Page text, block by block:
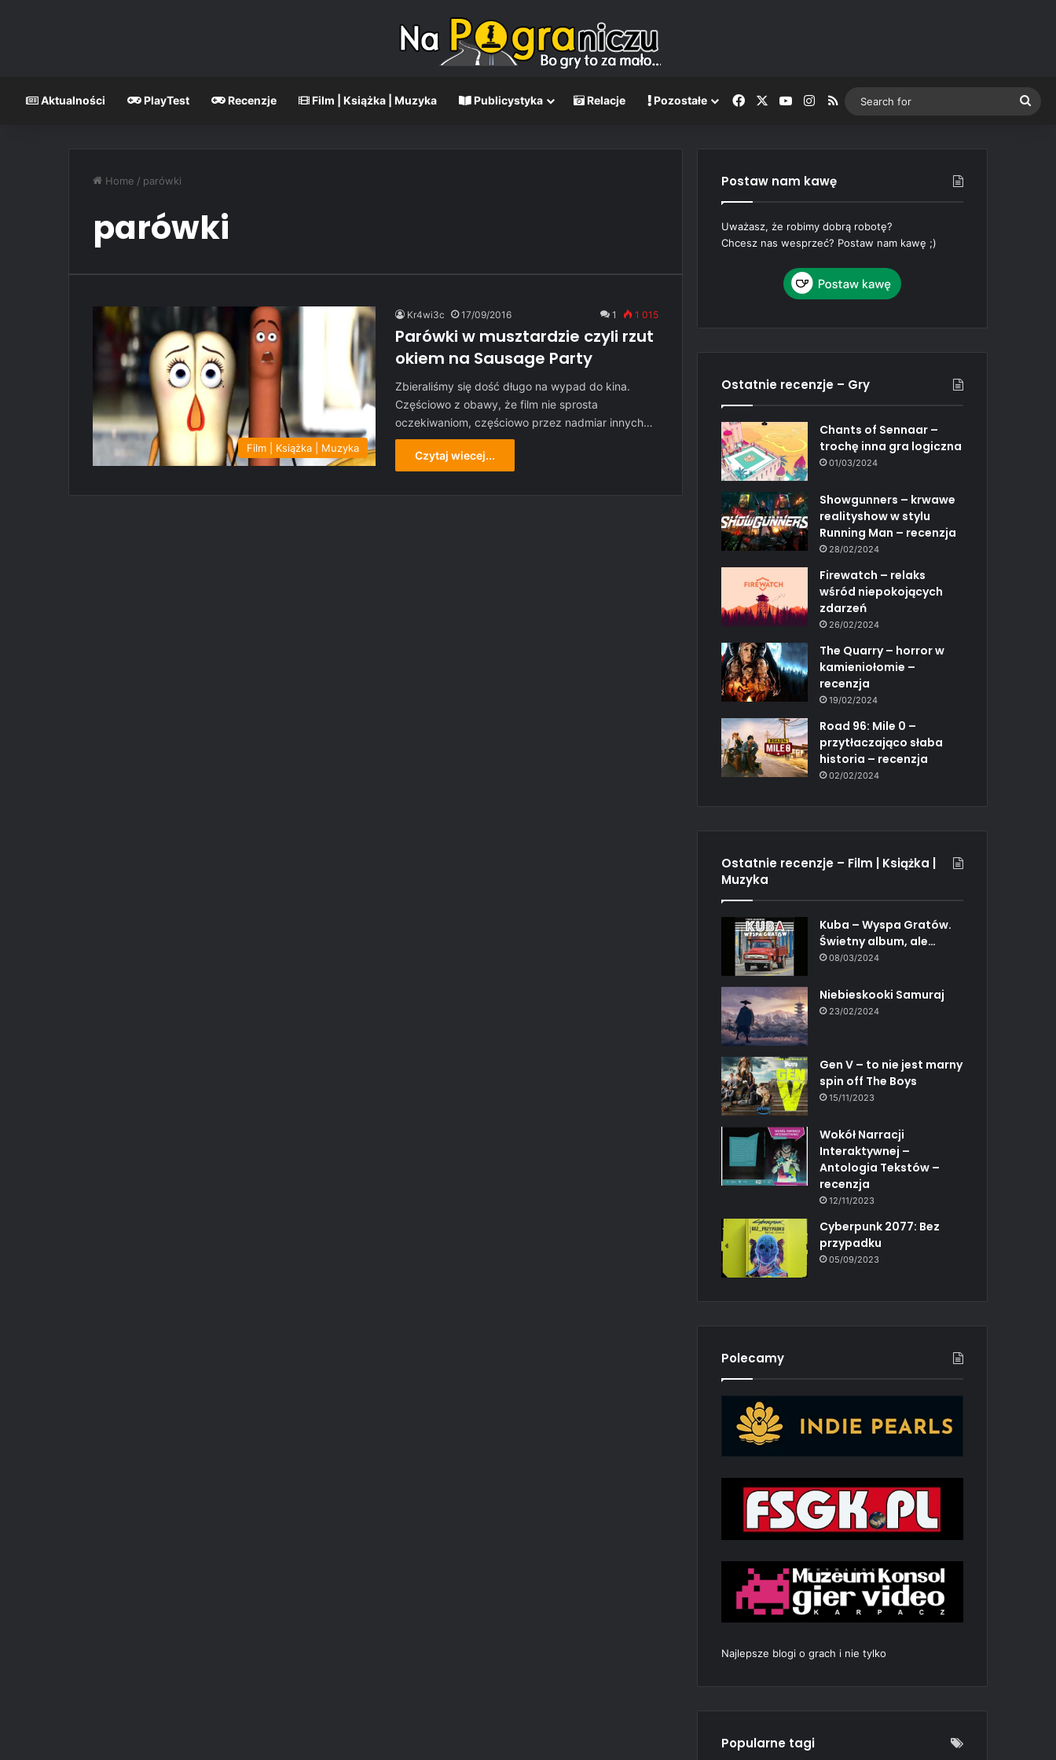
Aktualności PlayTest Recenzje Film | Książka | Muzyka Publicystyka Relacje Pozostałe Facebook YouTubeInstagram
RSS
Home / parówki
parówki
Film | Książka | Muzyka
Kr4wi3c 17/09/2016 1 1 015
Parówki w musztardzie czyli rzut
okiem na Sausage Party
Zbieraliśmy się dość długo na wypad do kina.
Częściowo z obawy, że film nie sprosta
oczekiwaniom, częściowo przez nadmiar innych…
Czytaj wiecej...
Postaw nam kawę
Uważasz, że robimy dobrą robotę?
Chcesz nas wesprzeć? Postaw nam kawę ;)
Ostatnie recenzje – Gry
Chants of Sennaar –
trochę inna gra logiczna
01/03/2024
Showgunners – krwawe
realityshow w stylu
Running Man – recenzja
28/02/2024
Firewatch – relaks
wśród niepokojących
zdarzeń
26/02/2024
The Quarry – horror w
kamieniołomie –
recenzja
19/02/2024
Road 96: Mile 0 –
przytłaczająco słaba
historia – recenzja
02/02/2024
Ostatnie recenzje – Film | Książka |
Muzyka
Kuba – Wyspa Gratów.
Świetny album, ale…
08/03/2024
Niebieskooki Samuraj
23/02/2024
Gen V – to nie jest marny
spin off The Boys
15/11/2023
Wokół Narracji
Interaktywnej –
Antologia Tekstów –
recenzja
12/11/2023
Cyberpunk 2077: Bez
przypadku
05/09/2023
Polecamy
Najlepsze blogi o grach i nie tylko
Popularne tagi